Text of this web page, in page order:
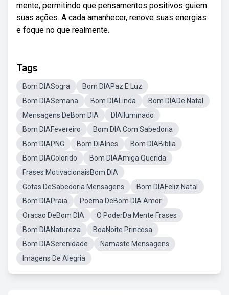
mente, permitindo que pensamentos positivos guiem
suas ações. A cada amanhecer, renove suas energias
e foque no que realmente.
Tags
Bom DIASogra
Bom DIAPaz E Luz
Bom DIASemana
Bom DIALinda
Bom DIADe Natal
Mensagens DeBom DIA
DIAIluminado
Bom DIAFevereiro
Bom DIA Com Sabedoria
Bom DIAPNG
Bom DIAInes
Bom DIABiblia
Bom DIAColorido
Bom DIAAmiga Querida
Frases MotivacionaisBom DIA
Gotas DeSabedoria Mensagens
Bom DIAFeliz Natal
Bom DIAPraia
Poema DeBom DIA Amor
Oracao DeBom DIA
O PoderDa Mente Frases
Bom DIANatureza
BoaNoite Princesa
Bom DIASerenidade
Namaste Mensagens
Imagens De Alegria